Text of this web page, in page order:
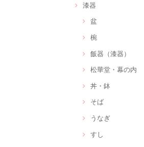
漆器
盆
椀
飯器（漆器）
松華堂・幕の内
丼・鉢
そば
うなぎ
すし